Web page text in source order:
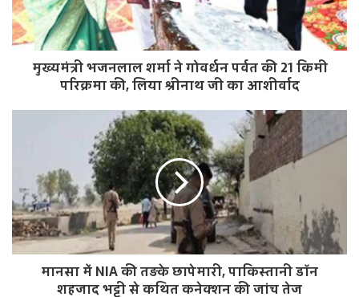
मुख्यमंत्री भजनलाल शर्मा ने गोवर्धन पर्वत की 21 किमी
परिक्रमा की, लिया श्रीनाथ जी का आशीर्वाद
मानसा में NIA की तड़के छापेमारी, पाकिस्तानी डॉन
शहजाद भट्टी से कथित कनेक्शन की जांच तेज